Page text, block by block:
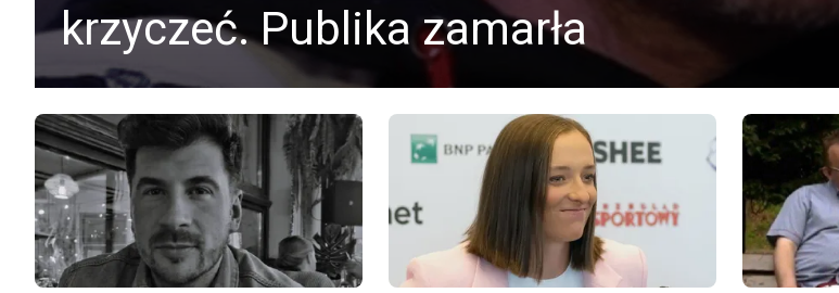
krzyczeć. Publika zamarła